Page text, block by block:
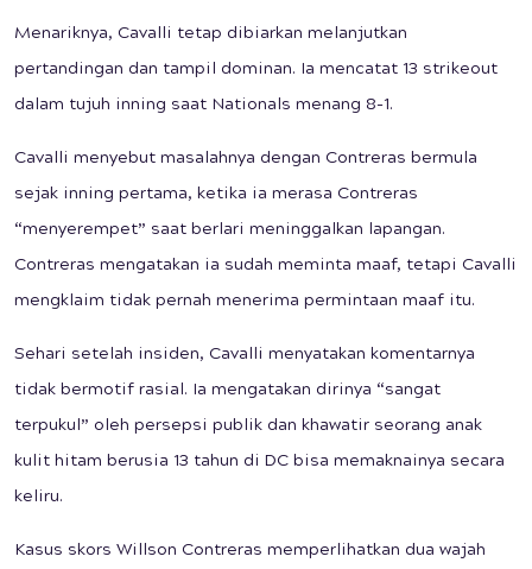
Menariknya, Cavalli tetap dibiarkan melanjutkan
pertandingan dan tampil dominan. Ia mencatat 13 strikeout
dalam tujuh inning saat Nationals menang 8-1.
Cavalli menyebut masalahnya dengan Contreras bermula
sejak inning pertama, ketika ia merasa Contreras
“menyerempet” saat berlari meninggalkan lapangan.
Contreras mengatakan ia sudah meminta maaf, tetapi Cavalli
mengklaim tidak pernah menerima permintaan maaf itu.
Sehari setelah insiden, Cavalli menyatakan komentarnya
tidak bermotif rasial. Ia mengatakan dirinya “sangat
terpukul” oleh persepsi publik dan khawatir seorang anak
kulit hitam berusia 13 tahun di DC bisa memaknainya secara
keliru.
Kasus skors Willson Contreras memperlihatkan dua wajah